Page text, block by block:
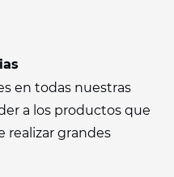
en todas nuestras
a los productos que
realizar grandes